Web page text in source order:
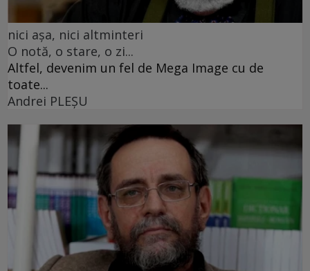
nici așa, nici altminteri
O notă, o stare, o zi...
Altfel, devenim un fel de Mega Image cu de
toate...
Andrei PLEŞU